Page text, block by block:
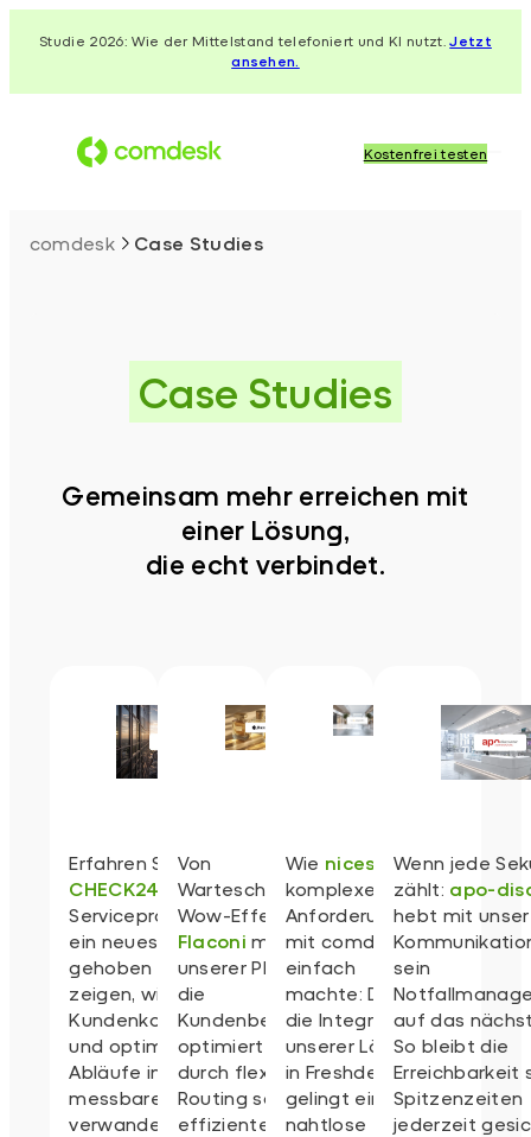
InhaltStudie 2026: Wie der Mittelstand telefoniert und KI nutzt.Jetzt
ansehen.
Kostenfrei testen
comdesk Case Studies
Case Studies
Gemeinsam mehr erreichen mit
einer Lösung,
die echt verbindet.
Erfahren Sie, wie
CHECK24 seine
Serviceprozesse auf
ein neues Level
gehoben hat. Wir
zeigen, wie smarte
Kundenkommunikation
und optimierte
Abläufe in echten,
messbaren Erfolg
verwandelt werden.
Von
Warteschleife zu
Wow-Effekt: Wie
Flaconimit
unserer Plattform
die
Kundenbetreuung
optimiert und
durch flexibles
Routing sowie
effizientes
Wie niceshops
komplexe
Anforderungen
mit comdesk
einfach
machte: Durch
die Integration
unserer Lösung
in Freshdesk
gelingt eine
nahtlose
Wenn jede
zählt: apo-
hebt mit
sein
auf das
So bleibt die
Erreichbarkeit
Spitzenzeiten
jederzeit